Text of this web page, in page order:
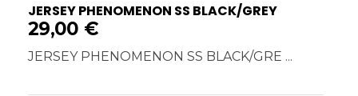
JERSEY PHENOMENON SS BLACK/GREY
29,00 €
JERSEY PHENOMENON SS BLACK/GRE ...